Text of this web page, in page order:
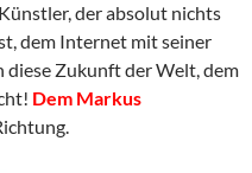
der absolut nichts
dem Internet mit seiner
diese Zukunft der Welt, dem
Dem Markus